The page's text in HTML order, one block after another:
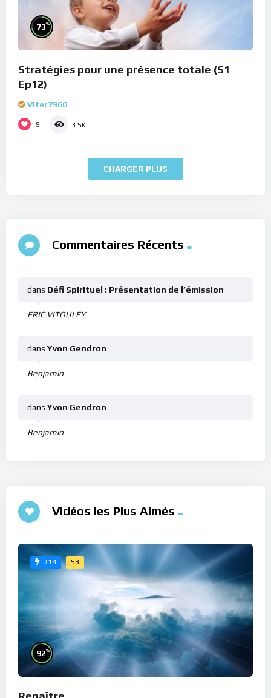
73%
Stratégies pour une présence totale (S1
Ep12)
Viter7960
9 3.5K
CHARGER PLUS
Commentaires Récents
ERIC VITOULEY
dans Défi Spirituel : Présentation de l’émission
Benjamin
dans Yvon Gendron
Benjamin
dans Yvon Gendron
Vidéos les Plus Aimés
#14 53
92%